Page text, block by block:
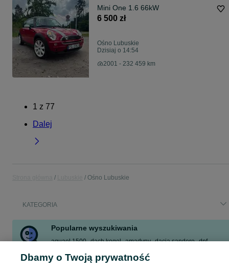
Mini One 1.6 66kW
6 500 zł
Ośno Lubuskie
Dzisiaj o 14:54
2001 - 232 459 km
1 z 77
Dalej
Ośno Lubuskie
KATEGORIA
Popularne wyszukiwania
aquael 1500 dach kogel amadyny dacia sandero dpf
przyczepa campingowa
mieszkanie na wynajem
Dbamy o Twoją prywatność